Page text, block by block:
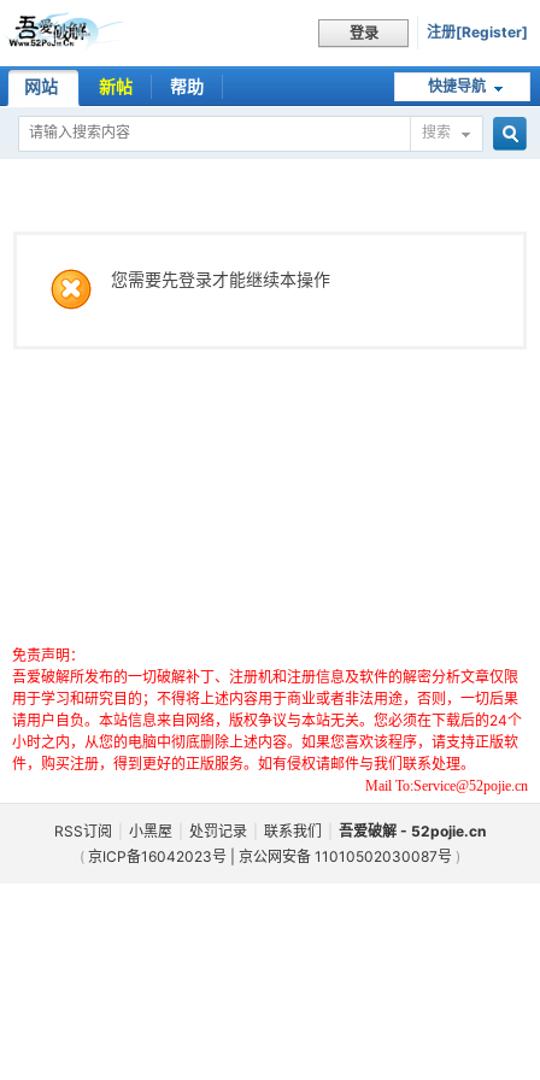
登录 注册[Register]
快捷导航
网站 新帖 帮助
搜索
您需要先登录才能继续本操作
免责声明：
吾爱破解所发布的一切破解补丁、注册机和注册信息及软件的解密分析文章仅限
用于学习和研究目的；不得将上述内容用于商业或者非法用途，否则，一切后果
请用户自负。本站信息来自网络，版权争议与本站无关。您必须在下载后的24个
小时之内，从您的电脑中彻底删除上述内容。如果您喜欢该程序，请支持正版软
件，购买注册，得到更好的正版服务。如有侵权请邮件与我们联系处理。
Mail To:Service@52pojie.cn
RSS订阅 小黑屋 处罚记录 联系我们
吾爱破解 - 52pojie.cn
( 京ICP备16042023号 | 京公网安备 11010502030087号 )